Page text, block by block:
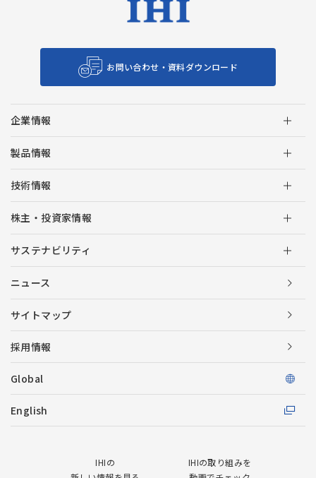
お問い合わせ・資料ダウンロード
企業情報
製品情報
技術情報
株主・投資家情報
サステナビリティ
ニュース
サイトマップ
採用情報
Global
English
IHIの
IHIの取り組みを